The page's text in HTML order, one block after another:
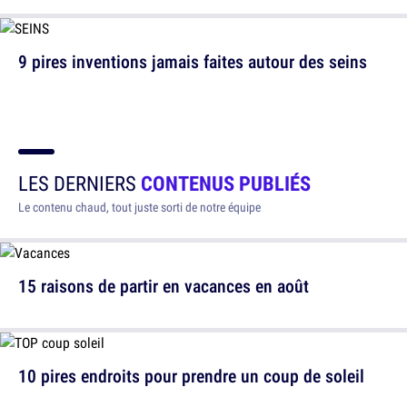
9 pires inventions jamais faites autour des seins
LES DERNIERS CONTENUS PUBLIÉS
Le contenu chaud, tout juste sorti de notre équipe
15 raisons de partir en vacances en août
10 pires endroits pour prendre un coup de soleil